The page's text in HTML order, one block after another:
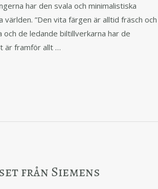
har den svala och minimalistiska
”Den vita färgen är alltid fräsch och
de ledande biltillverkarna har de
är framför allt …
från Siemens